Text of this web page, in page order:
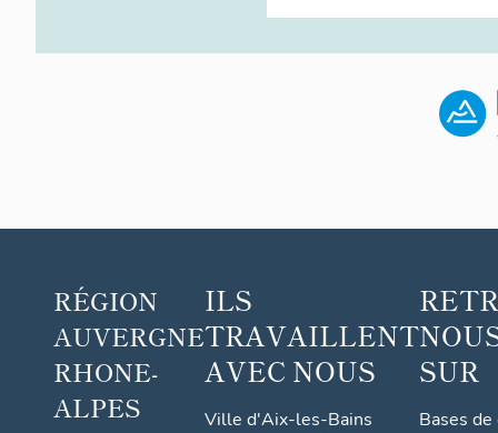
RÉGION
AUVERGNE
RHONE-
ALPES
ILS
TRAVAILLENT
AVEC NOUS
Ville d'Aix-les-Bains
SUR
Bases